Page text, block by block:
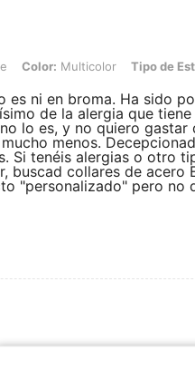
Multicolor, Tipo de Estilo: plata
Color: Multicolor Tipo de
es ni en broma. Ha sido
de la alergia que
lo es, y no quiero
menos.
Si tenéis alergias o otro
buscad collares de acero
"personalizado" pero no
Multicolor, Tipo de Estilo: plata